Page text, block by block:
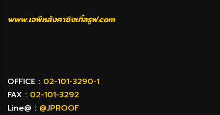
www.เจพีหลังคาชิงเกิ้ลรูฟ.com
OFFICE : 02-101-3290-1
FAX : 02-101-3292
Line@ : @JPROOF